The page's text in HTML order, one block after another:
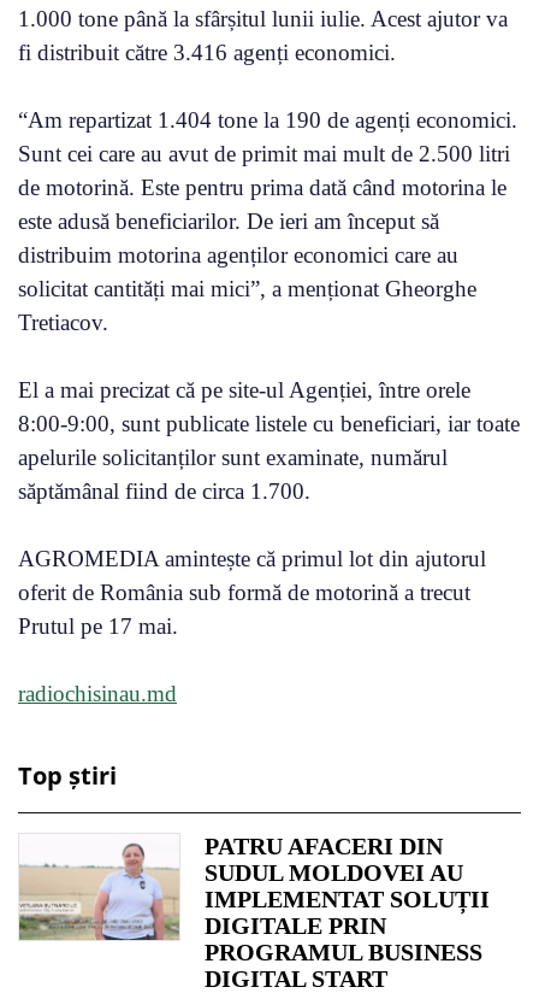
1.000 tone până la sfârșitul lunii iulie. Acest ajutor va
fi distribuit către 3.416 agenți economici.
“Am repartizat 1.404 tone la 190 de agenți economici.
Sunt cei care au avut de primit mai mult de 2.500 litri
de motorină. Este pentru prima dată când motorina le
este adusă beneficiarilor. De ieri am început să
distribuim motorina agenților economici care au
solicitat cantități mai mici”, a menționat Gheorghe
Tretiacov.
El a mai precizat că pe site-ul Agenției, între orele
8:00-9:00, sunt publicate listele cu beneficiari, iar toate
apelurile solicitanților sunt examinate, numărul
săptămânal fiind de circa 1.700.
AGROMEDIA amintește că primul lot din ajutorul
oferit de România sub formă de motorină a trecut
Prutul pe 17 mai.
radiochisinau.md
Top știri
PATRU AFACERI DIN
SUDUL MOLDOVEI AU
IMPLEMENTAT SOLUȚII
DIGITALE PRIN
PROGRAMUL BUSINESS
DIGITAL START